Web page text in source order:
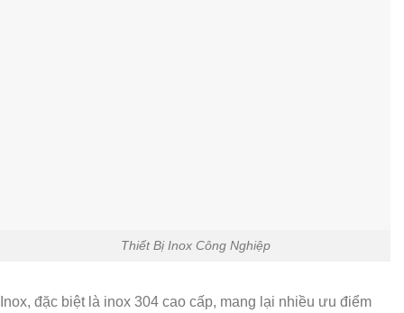
Thiết Bị Inox Công Nghiệp
Inox, đặc biệt là inox 304 cao cấp, mang lại nhiều ưu điểm